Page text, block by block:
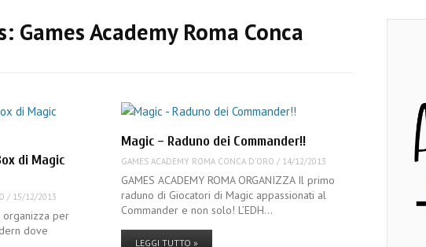
Games Academy Roma Conca
di Magic
/ 15/12/2013
organizza per
dove
Magic – Raduno dei Commander!!
GAMES ACADEMY ROMA CONCA D'ORO / 14/12/2013
GAMES ACADEMY ROMA ORGANIZZA Il primo
raduno di Giocatori di Magic appassionati al
Commander e non solo! L’EDH…
LEGGI TUTTO »